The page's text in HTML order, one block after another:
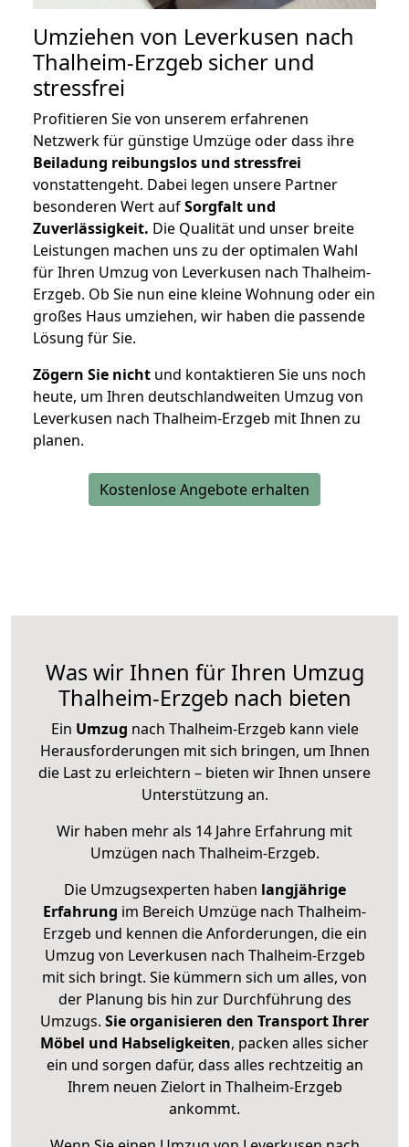
Umziehen von Leverkusen nach
Thalheim-Erzgeb sicher und
stressfrei
Profitieren Sie von unserem erfahrenen
Netzwerk für günstige Umzüge oder dass ihre
Beiladung reibungslos und stressfrei
vonstattengeht. Dabei legen unsere Partner
besonderen Wert aufSorgfalt und
Zuverlässigkeit. Die Qualität und unser breite
Leistungen machen uns zu der optimalen Wahl
für Ihren Umzug von Leverkusen nach Thalheim-
Erzgeb. Ob Sie nun eine kleine Wohnung oder ein
großes Haus umziehen, wir haben die passende
Lösung für Sie.
Zögern Sie nicht und kontaktieren Sie uns noch
heute, um Ihren deutschlandweiten Umzug von
Leverkusen nach Thalheim-Erzgeb mit Ihnen zu
planen.
Kostenlose Angebote erhalten
Was wir Ihnen für Ihren Umzug
Thalheim-Erzgeb nach bieten
Ein Umzug nach Thalheim-Erzgeb kann viele
Herausforderungen mit sich bringen, um Ihnen
die Last zu erleichtern – bieten wir Ihnen unsere
Unterstützung an.
Wir haben mehr als 14 Jahre Erfahrung mit
Umzügen nach Thalheim-Erzgeb.
Die Umzugsexperten haben langjährige
Erfahrung im Bereich Umzüge nach Thalheim-
Erzgeb und kennen die Anforderungen, die ein
Umzug von Leverkusen nach Thalheim-Erzgeb
mit sich bringt. Sie kümmern sich um alles, von
der Planung bis hin zur Durchführung des
Umzugs. Sie organisieren den Transport Ihrer
Möbel und Habseligkeiten, packen alles sicher
ein und sorgen dafür, dass alles rechtzeitig an
Ihrem neuen Zielort in Thalheim-Erzgeb
ankommt.